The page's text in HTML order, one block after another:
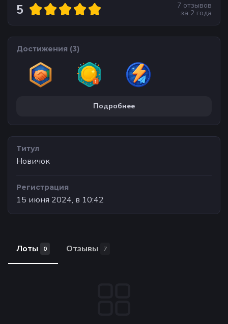
5 7 отзывов
за 2 года
Достижения (3)
Подробнее
Титул
Новичок
Регистрация
15 июня 2024, в 10:42
Лоты 0 Отзывы 7